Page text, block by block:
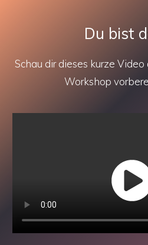
Du bist
Schau dir dieses kurze
Workshop